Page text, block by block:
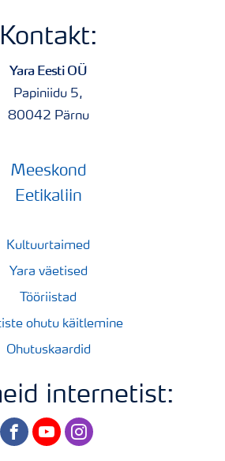
Kontakt:
Yara Eesti OÜ
Papiniidu 5,
80042 Pärnu
Meeskond
Eetikaliin
Kultuurtaimed
Yara väetised
Tööriistad
ohutu käitlemine
Ohutuskaardid
internetist:
facebookyoutubeinstagram